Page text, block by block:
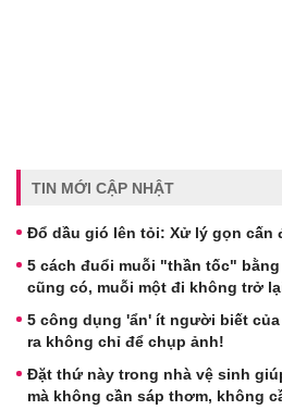
TIN MỚI CẬP NHẬT
Đổ dầu gió lên tỏi: Xử lý gọn cấn
5 cách đuổi muỗi "thần tốc"
cũng có, muỗi một đi không trở
5 công dụng 'ẩn' ít người biết
ra không chỉ để chụp ảnh!
Đặt thứ này trong nhà vệ sinh
mà không cần sáp thơm, không